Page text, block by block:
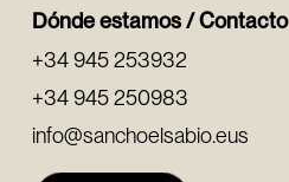
Dónde estamos / Contacto
+34 945 253932
+34 945 250983
info@sanchoelsabio.eus